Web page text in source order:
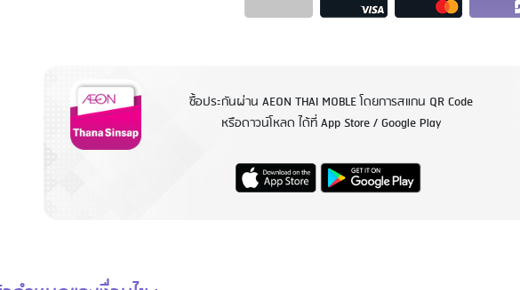
ซื้อประกันผ่าน AEON THAI MOBLE โดยการสแกน QR Code
หรือดาวน์โหลด ได้ที่ App Store / Google Play